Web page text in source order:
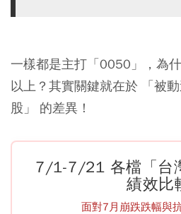
一樣都是主打「0050」，為
以上？其實關鍵就在於 「被
股」 的差異！
7/1-7/21 各檔「台
績效比
面對7月崩跌跌幅與